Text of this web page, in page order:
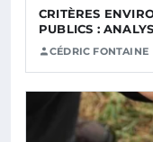
CRITÈRES
PUBLICS :
CÉDRIC FONTAINE